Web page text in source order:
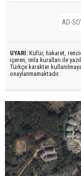
UYARI: Küfür, hakaret,
içeren, imla kuralları ile
Türkçe karakter
onaylanmamaktadır.